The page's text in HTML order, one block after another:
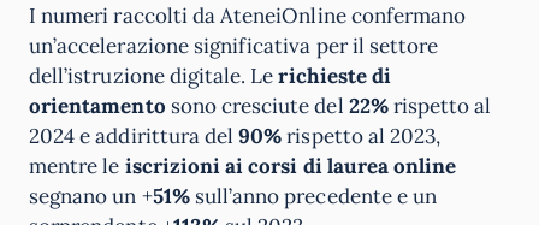
I numeri raccolti da AteneiOnline confermano
un’accelerazione significativa per il settore
dell’istruzione digitale. Lerichieste di
orientamento sono cresciute del 22%rispetto al
2024 e addirittura del90%rispetto al 2023,
mentre le iscrizioni ai corsi di laurea online
segnano un +51%sull’anno precedente e un